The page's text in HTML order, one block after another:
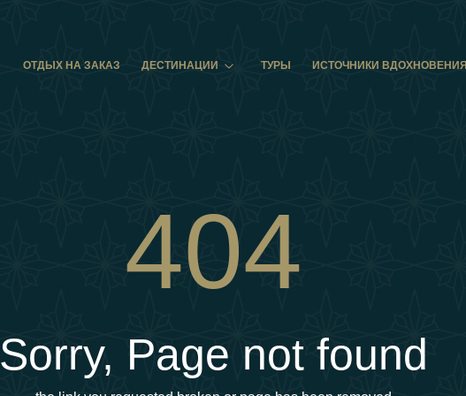
ОТДЫХ НА ЗАКАЗ
ДЕСТИНАЦИИ ТУРЫ ИСТОЧНИКИ ВДОХНОВЕНИЯ
404
Sorry, Page not found